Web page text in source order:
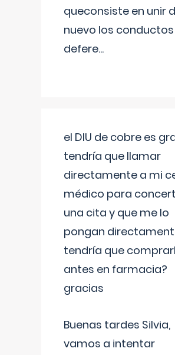
queconsiste en unir
nuevo los conductos
defere...
el DIU de cobre es
tendría que llamar
directamente a mi
médico para
una cita y que me lo
pongan
tendría que
antes en farmacia?
gracias
Buenas tardes Silvia,
vamos a intentar